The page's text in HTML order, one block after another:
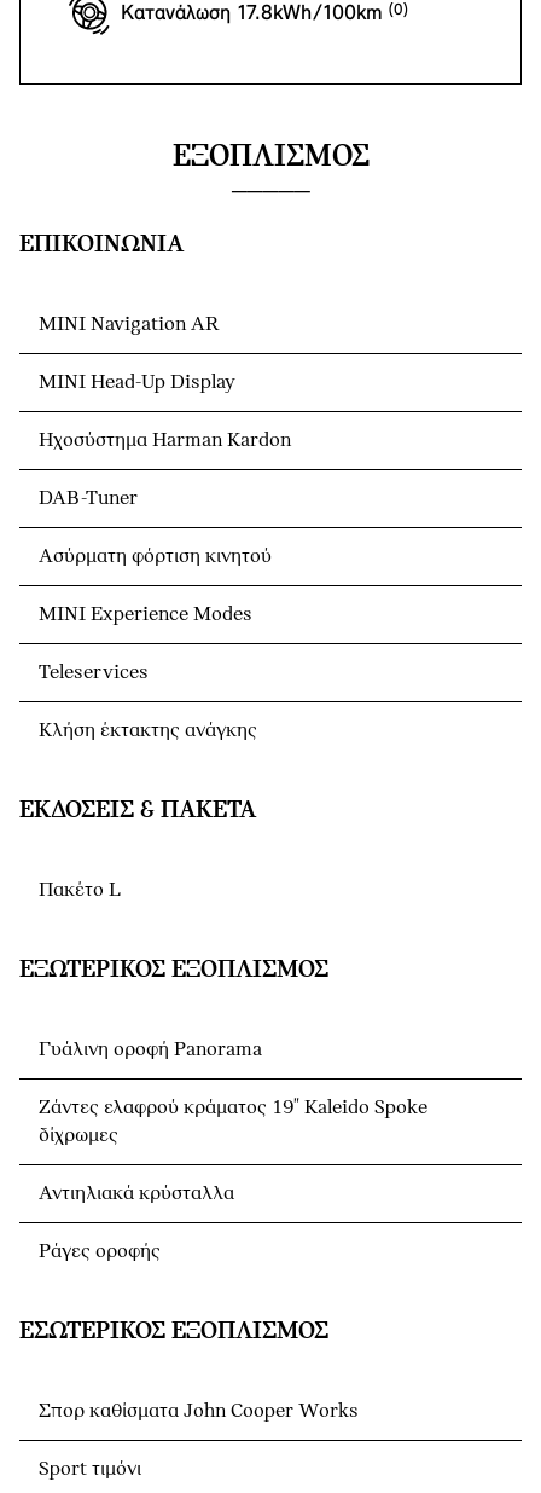
Κατανάλωση 17.8kWh/100km
ΕΞΟΠΛΙΣΜΌΣ
ΕΠΙΚΟΙΝΩΝΊΑ
MINI Navigation AR
MINI Head-Up Display
Ηχοσύστημα Harman Kardon
DAB-Tuner
Ασύρματη φόρτιση κινητού
MINI Experience Modes
Teleservices
Κλήση έκτακτης ανάγκης
ΕΚΔΌΣΕΙΣ & ΠΑΚΈΤΑ
Πακέτο L
ΕΞΩΤΕΡΙΚΌΣ ΕΞΟΠΛΙΣΜΌΣ
Γυάλινη οροφή Panorama
Ζάντες ελαφρού κράματος 19" Kaleido Spoke
δίχρωμες
Αντιηλιακά κρύσταλλα
Ράγες οροφής
ΕΣΩΤΕΡΙΚΌΣ ΕΞΟΠΛΙΣΜΌΣ
Σπορ καθίσματα John Cooper Works
Sport τιμόνι